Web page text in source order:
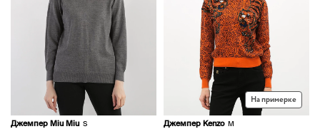
Джемпер Miu Miu S
На примерке
Джемпер Kenzo M